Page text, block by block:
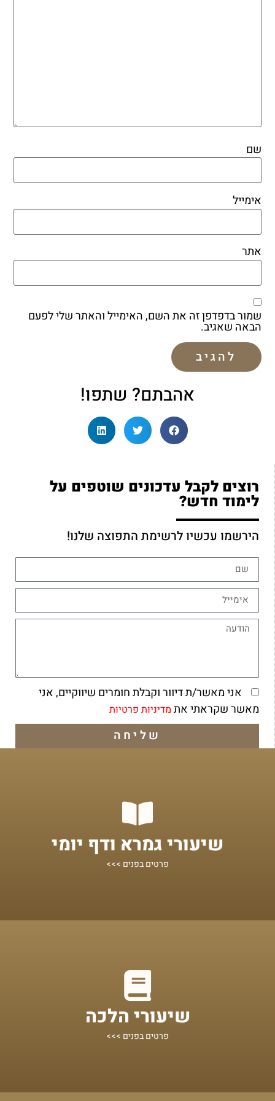
שם
אימייל
אתר
שמור בדפדפן זה את השם, האימייל והאתר שלי לפעם
הבאה שאגיב.
אהבתם? שתפו!
רוצים לקבל עדכונים שוטפים על
לימוד חדש?
הירשמו עכשיו לרשימת התפוצה שלנו!
אני מאשר/ת דיוור וקבלת חומרים שיווקיים, אני
מאשר שקראתי את מדיניות פרטיות
שליחה
שיעורי גמרא ודף יומי
פרטים בפנים >>>
שיעורים על הדף היומי ומסכתות נוספות
מתחילים מכאן!
שיעורי הלכה
פרטים בפנים >>>
הלכות אקטואליות לפי נושאים, מוגשות בצורה בהירה ותמציתית
מתחילים מכאן!